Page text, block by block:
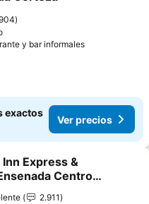
a favoritos
y bar informalesVer precios
exactos
Ver precios
a favoritos
Inn Express &
Centro
2.911